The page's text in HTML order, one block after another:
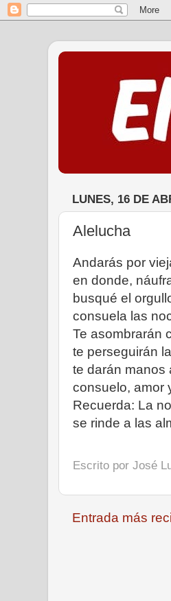
LUNES, 16 DE
Alelucha
Andarás por
en donde,
busqué el
consuela las
Te asombrarán
te perseguirán
te darán manos
consuelo, amor
Recuerda: La
se rinde a las
Escrito por José
Entrada más